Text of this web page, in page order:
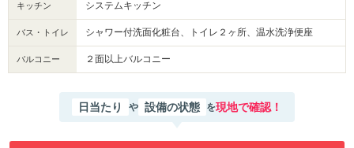
キッチン システムキッチン
バス・トイレ シャワー付洗面化粧台、トイレ２ヶ所、温水洗浄便座
バルコニー ２面以上バルコニー
日当たり や 設備の状態 を現地で確認！